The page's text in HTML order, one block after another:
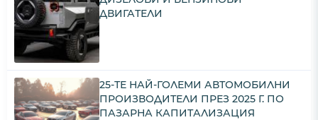
ДВИГАТЕЛИ
25-ТЕ НАЙ-ГОЛЕМИ АВТОМОБИЛНИ
ПРОИЗВОДИТЕЛИ ПРЕЗ 2025 Г. ПО
ПАЗАРНА КАПИТАЛИЗАЦИЯ